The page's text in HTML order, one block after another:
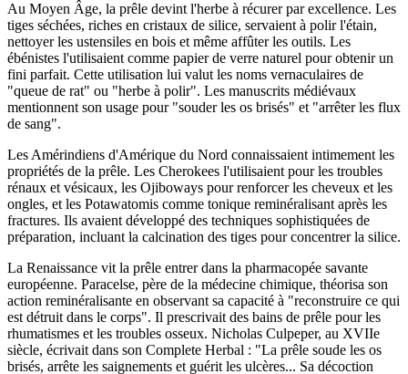
Au Moyen Âge, la prêle devint l'herbe à récurer par excellence. Les
tiges séchées, riches en cristaux de silice, servaient à polir l'étain,
nettoyer les ustensiles en bois et même affûter les outils. Les
ébénistes l'utilisaient comme papier de verre naturel pour obtenir un
fini parfait. Cette utilisation lui valut les noms vernaculaires de
"queue de rat" ou "herbe à polir". Les manuscrits médiévaux
mentionnent son usage pour "souder les os brisés" et "arrêter les flux
de sang".
Les Amérindiens d'Amérique du Nord connaissaient intimement les
propriétés de la prêle. Les Cherokees l'utilisaient pour les troubles
rénaux et vésicaux, les Ojiboways pour renforcer les cheveux et les
ongles, et les Potawatomis comme tonique reminéralisant après les
fractures. Ils avaient développé des techniques sophistiquées de
préparation, incluant la calcination des tiges pour concentrer la silice.
La Renaissance vit la prêle entrer dans la pharmacopée savante
européenne. Paracelse, père de la médecine chimique, théorisa son
action reminéralisante en observant sa capacité à "reconstruire ce qui
est détruit dans le corps". Il prescrivait des bains de prêle pour les
rhumatismes et les troubles osseux. Nicholas Culpeper, au XVIIe
siècle, écrivait dans son Complete Herbal : "La prêle soude les os
brisés, arrête les saignements et guérit les ulcères... Sa décoction